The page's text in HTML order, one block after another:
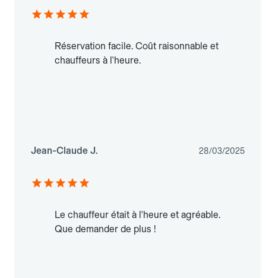
Réservation facile. Coût raisonnable et
chauffeurs à l'heure.
Jean-Claude J. 28/03/2025
Le chauffeur était à l'heure et agréable.
Que demander de plus !